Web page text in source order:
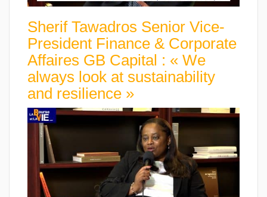
Sherif Tawadros Senior Vice-
President Finance & Corporate
Affaires GB Capital : « We
always look at sustainability
and resilience »